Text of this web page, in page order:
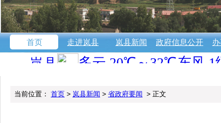
首页 走进岚县 岚县新闻 政府信息公开
当前位置： 首页 > 岚县新闻 > 省政府要闻 > 正文